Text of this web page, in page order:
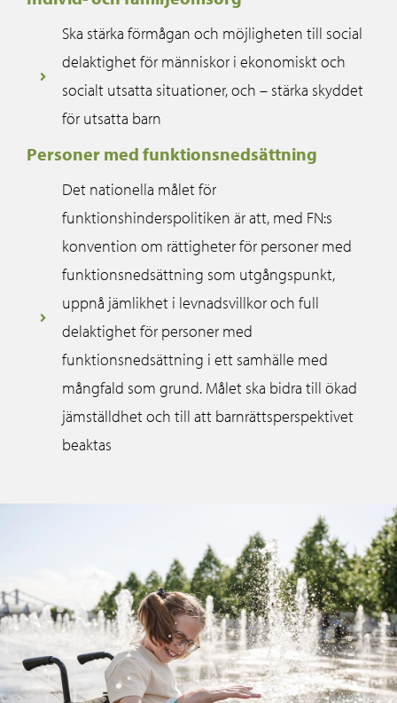
Ska stärka förmågan och möjligheten till social
delaktighet för människor i ekonomiskt och
socialt utsatta situationer, och – stärka skyddet
för utsatta barn
Personer med funktionsnedsättning
Det nationella målet för
funktionshinderspolitiken är att, med FN:s
konvention om rättigheter för personer med
funktionsnedsättning som utgångspunkt,
uppnå jämlikhet i levnadsvillkor och full
delaktighet för personer med
funktionsnedsättning i ett samhälle med
mångfald som grund. Målet ska bidra till ökad
jämställdhet och till att barnrättsperspektivet
beaktas